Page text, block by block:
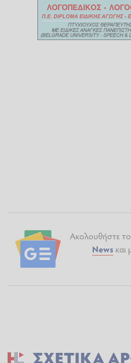
Ακολουθήστε
News και
ΣΧΕΤΙΚΆ